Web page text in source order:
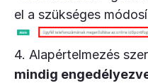
el a szükséges
4. Alapértelmezés
mindig